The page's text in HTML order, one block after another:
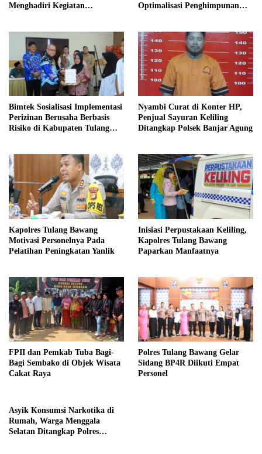
Menghadiri Kegiatan
Optimalisasi Penghimpunan
Bimtek Sosialisasi Implementasi
Perizinan Berusaha Berbasis
Risiko di Kabupaten Tulang
Nyambi Curat di Konter HP,
Penjual Sayuran Keliling
Ditangkap Polsek Banjar Agung
Kapolres Tulang Bawang
Motivasi Personelnya Pada
Pelatihan Peningkatan Yanlik
Inisiasi Perpustakaan Keliling,
Kapolres Tulang Bawang
Paparkan Manfaatnya
FPII dan Pemkab Tuba Bagi-
Bagi Sembako di Objek Wisata
Cakat Raya
Polres Tulang Bawang Gelar
Sidang BP4R Diikuti Empat
Personel
Asyik Konsumsi Narkotika di
Rumah, Warga Menggala
Selatan Ditangkap Polres